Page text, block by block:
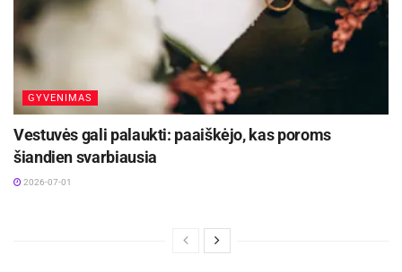
GYVENIMAS
Vestuvės gali palaukti: paaiškėjo, kas poroms
šiandien svarbiausia
2026-07-01